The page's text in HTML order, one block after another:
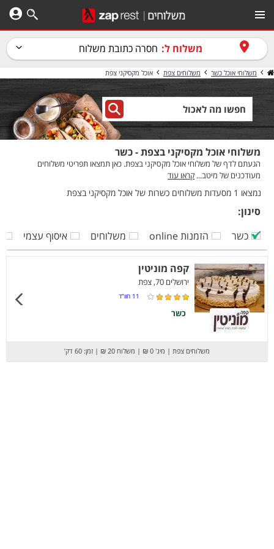
משלוח ל: חסרה כתובת משלוח
משלוחי אוכל כשר משלוחים צפת אוכל מקסיקני צפת
משלוחי אוכל מקסיקני בצפת - כשר
הגעתם לדף של משלוחי אוכל מקסיקני בצפת. כאן תמצאו תפריטי משלוחים
מעודכנים של מיטב... קראו עוד
נמצאו 1 מסעדות משלוחים כשרות של אוכל מקסיקני בצפת
סינון:
כשר
הזמנות online משלוחים איסוף עצמי
קפה מוניטין
ירושלים 70, צפת
11 חוו”ד
כשר
משלוחים צפת | מינ' 0 ₪ | משלוח 20 ₪ | זמן: 60 דק’